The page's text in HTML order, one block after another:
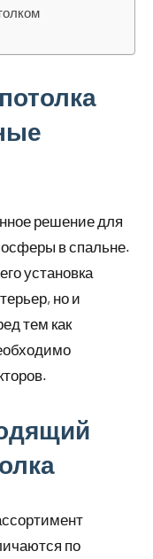
решение для
в спальне.
установка
но и
тем как
по